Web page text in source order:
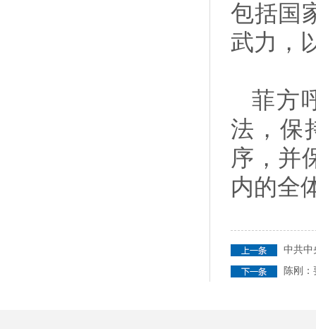
包括国
武力，
菲方
法，保
序，并
内的全
中共中
陈刚